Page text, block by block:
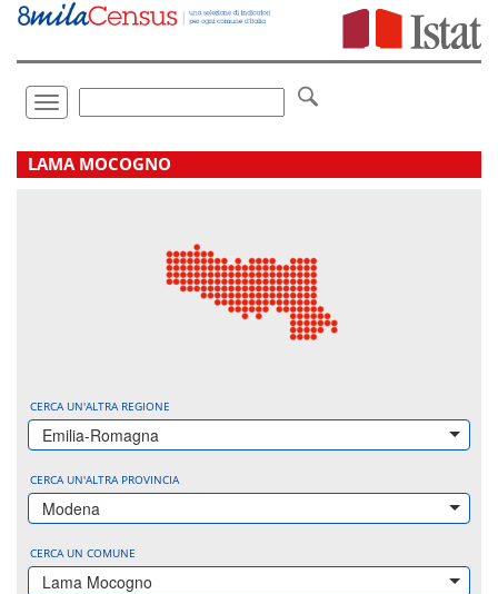
Vai
direttamente
Toggle
navigation
LAMA MOCOGNO
CERCA UN'ALTRA REGIONE
Emilia-Romagna
CERCA UN'ALTRA PROVINCIA
Modena
CERCA UN COMUNE
Lama Mocogno